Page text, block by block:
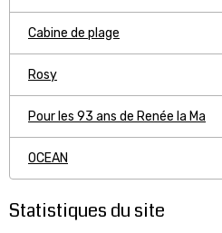
Cabine de plage
Rosy
Pour les 93 ans de Renée la Ma
OCEAN
Statistiques du site